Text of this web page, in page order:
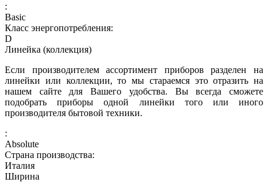
:
Basic
Класс энергопотребления:
D
Линейка (коллекция)
Если производителем ассортимент приборов разделен на
линейки или коллекции, то мы стараемся это отразить на
нашем сайте для Вашего удобства. Вы всегда сможете
подобрать приборы одной линейки того или иного
производителя бытовой техники.
:
Absolute
Страна производства:
Италия
Ширина